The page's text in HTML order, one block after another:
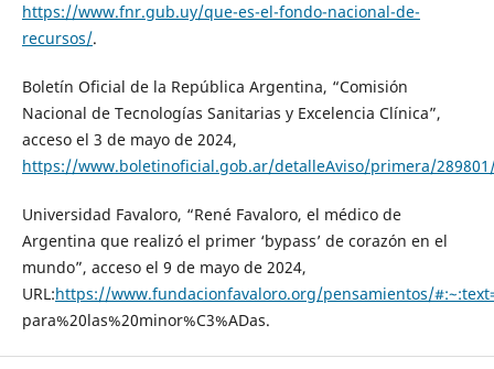
https://www.fnr.gub.uy/que-es-el-fondo-nacional-de-
recursos/.
Boletín Oficial de la República Argentina, “Comisión
Nacional de Tecnologías Sanitarias y Excelencia Clínica”,
acceso el 3 de mayo de 2024,
https://www.boletinoficial.gob.ar/detalleAviso/primera/
Universidad Favaloro, “René Favaloro, el médico de
Argentina que realizó el primer ‘bypass’ de corazón en el
mundo”, acceso el 9 de mayo de 2024,
URL:https://www.fundacionfavaloro.org/pensamientos/
para%20las%20minor%C3%ADas.